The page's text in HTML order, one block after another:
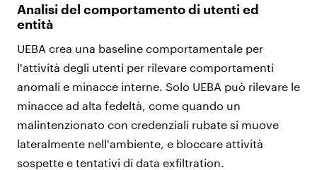
Analisi del comportamento di utenti ed
entità
UEBA crea una baseline comportamentale per
l'attività degli utenti per rilevare comportamenti
anomali e minacce interne. Solo UEBA può rilevare le
minacce ad alta fedeltà, come quando un
malintenzionato con credenziali rubate si muove
lateralmente nell'ambiente, e bloccare attività
sospette e tentativi di data exfiltration.